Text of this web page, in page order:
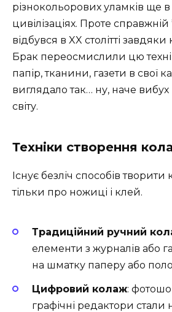
різнокольорових уламків ще в
цивілізаціях. Проте
відбувся в XX столітті завдяки
Брак переосмислили цю
папір, тканини, газети в свої
виглядало так… ну, наче
світу.
Техніки створення
Існує безліч способів творити
тільки про ножиці і клей.
Традиційний ручний
елементи з журналів або
на шматку паперу або
Цифровий колаж:
графічні редактори